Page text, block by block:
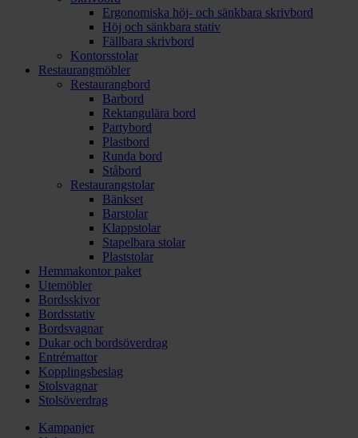
Ergonomiska höj- och sänkbara skrivbord
Höj och sänkbara stativ
Fällbara skrivbord
Kontorsstolar
Restaurangmöbler
Restaurangbord
Barbord
Rektangulära bord
Partybord
Plastbord
Runda bord
Ståbord
Restaurangstolar
Bänkset
Barstolar
Klappstolar
Stapelbara stolar
Plaststolar
Hemmakontor paket
Utemöbler
Bordsskivor
Bordsstativ
Bordsvagnar
Dukar och bordsöverdrag
Entrémattor
Kopplingsbeslag
Stolsvagnar
Stolsöverdrag
Kampanjer